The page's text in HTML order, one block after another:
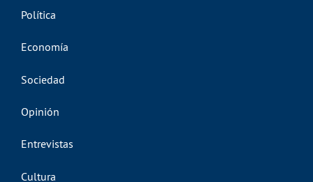
Política
Economía
Sociedad
Opinión
Entrevistas
Cultura